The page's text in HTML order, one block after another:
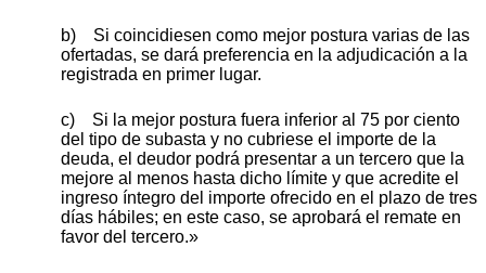
b) Si coincidiesen como mejor postura varias de las
ofertadas, se dará preferencia en la adjudicación a la
registrada en primer lugar.
c) Si la mejor postura fuera inferior al 75 por ciento
del tipo de subasta y no cubriese el importe de la
deuda, el deudor podrá presentar a un tercero que la
mejore al menos hasta dicho límite y que acredite el
ingreso íntegro del importe ofrecido en el plazo de tres
días hábiles; en este caso, se aprobará el remate en
favor del tercero.»